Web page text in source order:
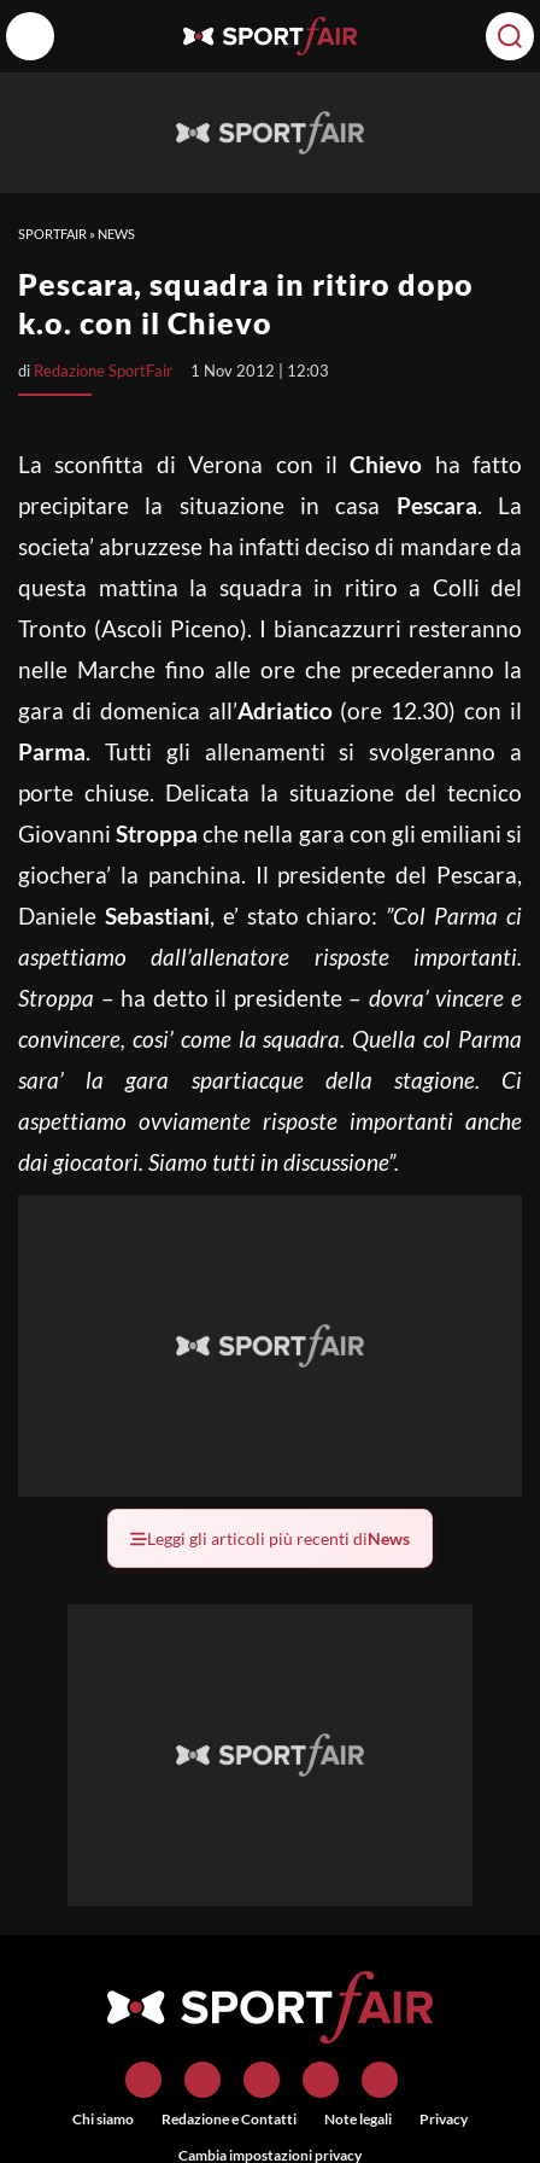
SPORTFAIR » NEWS
Pescara, squadra in ritiro dopo
k.o. con il Chievo
di Redazione SportFair 1 Nov 2012 | 12:03
La sconfitta di Verona con ilChievo ha fatto
precipitare la situazione in casa Pescara. La
societa’ abruzzese ha infatti deciso di mandare da
questa mattina la squadra in ritiro a Colli del
Tronto (Ascoli Piceno). I biancazzurri resteranno
nelle Marche fino alle ore che precederanno la
gara di domenica all’Adriatico(ore 12.30) con il
Parma. Tutti gli allenamenti si svolgeranno a
porte chiuse. Delicata la situazione del tecnico
GiovanniStroppa che nella gara con gli emiliani si
giochera’ la panchina. Il presidente del Pescara,
Daniele Sebastiani, e’ stato chiaro: ”Col Parma ci
aspettiamo dall’allenatore risposte importanti.
Stroppa – ha detto il presidente – dovra’ vincere e
convincere, cosi’ come la squadra. Quella col Parma
sara’ la gara spartiacque della stagione. Ci
aspettiamo ovviamente risposte importanti anche
dai giocatori. Siamo tutti in discussione”.
Leggi gli articoli più recenti diNews
Chi siamo Redazione e Contatti Note legali
Privacy
Cambia impostazioni privacy